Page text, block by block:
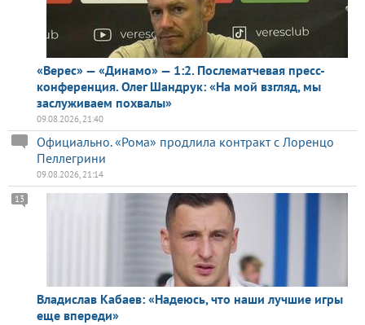
«Верес» — «Динамо» — 1:2. Послематчевая пресс-
конференция. Олег Шандрук: «На мой взгляд, мы
заслуживаем похвалы»
09.08.2026, 21:40
Официально. «Рома» продлила контракт с Лоренцо
Пеллегрини
09.08.2026, 21:14
Владислав Кабаев: «Надеюсь, что наши лучшие игры
еще впереди»
13